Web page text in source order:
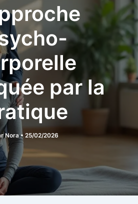
par la
Nora• 25/02/2026